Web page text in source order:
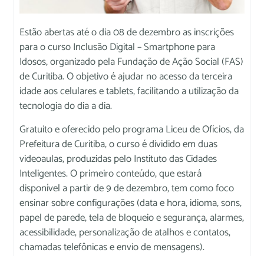
Estão abertas até o dia 08 de dezembro as inscrições
para o curso Inclusão Digital – Smartphone para
Idosos, organizado pela Fundação de Ação Social (FAS)
de Curitiba. O objetivo é ajudar no acesso da terceira
idade aos celulares e tablets, facilitando a utilização da
tecnologia do dia a dia.
Gratuito e oferecido pelo programa Liceu de Ofícios, da
Prefeitura de Curitiba, o curso é dividido em duas
videoaulas, produzidas pelo Instituto das Cidades
Inteligentes. O primeiro conteúdo, que estará
disponível a partir de 9 de dezembro, tem como foco
ensinar sobre configurações (data e hora, idioma, sons,
papel de parede, tela de bloqueio e segurança, alarmes,
acessibilidade, personalização de atalhos e contatos,
chamadas telefônicas e envio de mensagens).